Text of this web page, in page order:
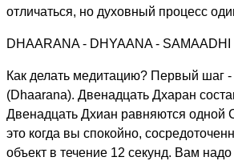
отличаться, но духовный процесс
DHAARANA - DHYAANA - SAMAADHI
Как делать медитацию? Первый шаг -
(Dhaarana). Двенадцать Дхаран
Двенадцать Дхиан равняются одной
это когда вы спокойно,
объект в течение 12 секунд. Вам надо